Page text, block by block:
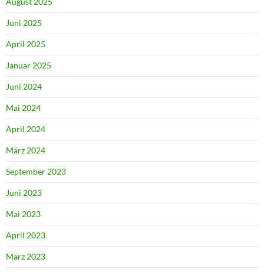
Juni 2025
April 2025
Januar 2025
Juni 2024
Mai 2024
April 2024
März 2024
September 2023
Juni 2023
Mai 2023
April 2023
März 2023